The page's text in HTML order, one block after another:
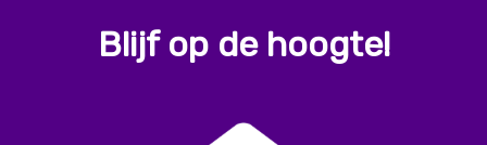
Blijf op de hoogte!